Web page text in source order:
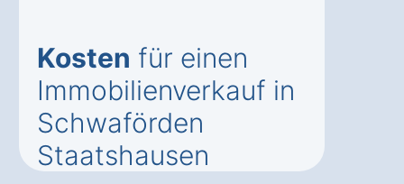
Kosten für einen
Immobilienverkauf in
Schwaförden
Staatshausen